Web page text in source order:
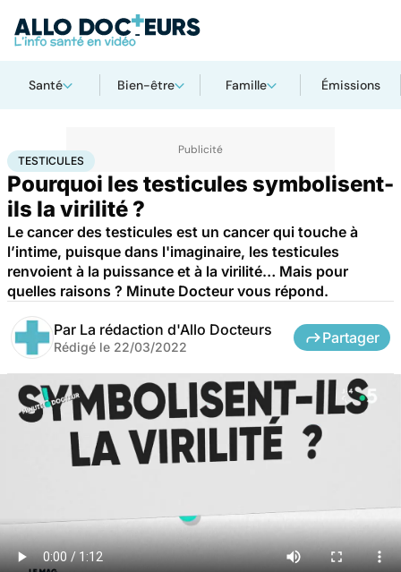
Santé Bien-être Famille Émissions
AccueilBien-être
TESTICULES
Pourquoi les testicules symbolisent-
ils la virilité ?
Le cancer des testicules est un cancer qui touche à
l’intime, puisque dans l'imaginaire, les testicules
renvoient à la puissance et à la virilité… Mais pour
quelles raisons ? Minute Docteur vous répond.
Par La rédaction d'Allo Docteurs
Rédigé le 22/03/2022
Partager